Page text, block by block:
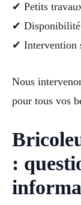
✔ Petits
✔ Disponibilité
✔ Intervention
Nous
pour tous vos
: